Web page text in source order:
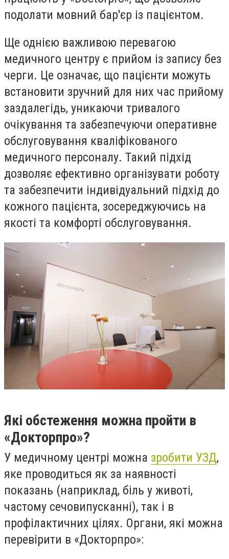
подолати мовний бар'єр із пацієнтом.
Ще однією важливою перевагою
медичного центру є прийом із запису без
черги. Це означає, що пацієнти можуть
встановити зручний для них час прийому
заздалегідь, уникаючи тривалого
очікування та забезпечуючи оперативне
обслуговування кваліфікованого
медичного персоналу. Такий підхід
дозволяє ефективно організувати роботу
та забезпечити індивідуальний підхід до
кожного пацієнта, зосереджуючись на
якості та комфорті обслуговування.
Які обстеження можна пройти в
«Докторпро»?
У медичному центрі можна зробити УЗД,
яке проводиться як за наявності
показань (наприклад, біль у животі,
частому сечовипусканні), так і в
профілактичних цілях. Органи, які можна
перевірити в «Докторпро»: